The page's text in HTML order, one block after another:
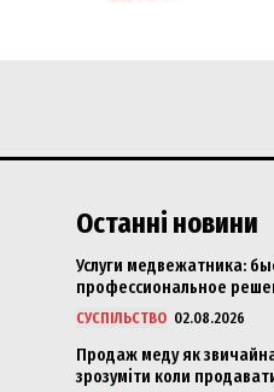
Останні новини
Услуги медвежатника:
профессиональное
СУСПІЛЬСТВО 02.08.2026
Продаж меду як
зрозуміти коли